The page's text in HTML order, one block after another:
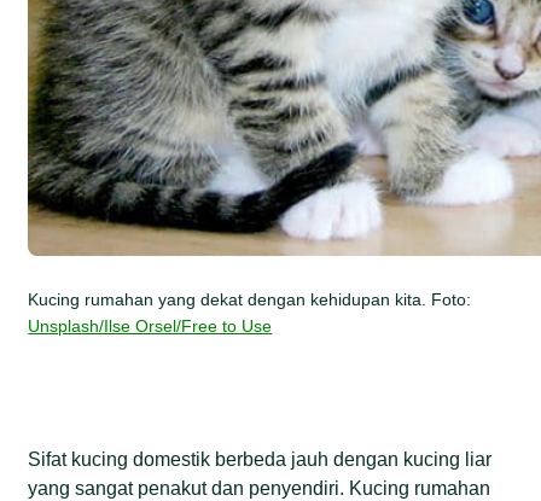
Kucing rumahan yang dekat dengan kehidupan kita. Foto:
Unsplash/Ilse Orsel/Free to Use
Sifat kucing domestik berbeda jauh dengan kucing liar
yang sangat penakut dan penyendiri. Kucing rumahan